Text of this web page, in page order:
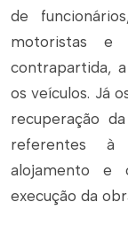
de
motoristas e
contrapartida,
os veículos. Já
recuperação
referentes à
alojamento e
execução da